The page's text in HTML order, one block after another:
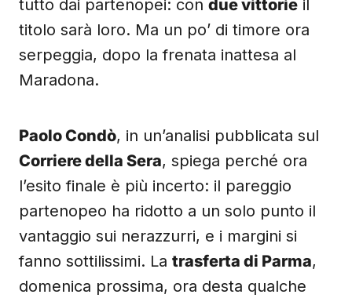
tutto dai partenopei: con due vittorie il
titolo sarà loro. Ma un po’ di timore ora
serpeggia, dopo la frenata inattesa al
Maradona.
Paolo Condò, in un’analisi pubblicata sul
Corriere della Sera, spiega perché ora
l’esito finale è più incerto: il pareggio
partenopeo ha ridotto a un solo punto il
vantaggio sui nerazzurri, e i margini si
fanno sottilissimi. La trasferta di Parma,
domenica prossima, ora desta qualche